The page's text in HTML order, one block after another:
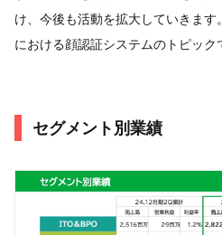
け、今後も活動を拡大していきま
における顔認証システムのトピック
セグメント別業績